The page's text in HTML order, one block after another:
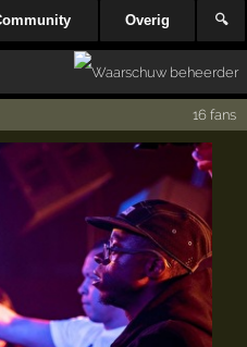
Overig 🔍
16 fans